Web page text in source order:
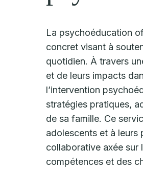
La psychoéducation
concret visant à
quotidien. À travers
et de leurs impacts
l’intervention
stratégies pratiques,
de sa famille. Ce
adolescents et à leurs
collaborative axée sur
compétences et des